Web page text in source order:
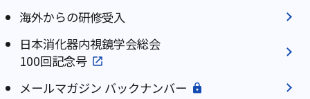
海外からの研修受入
日本消化器内視鏡学会総会
100回記念号
メールマガジン バックナンバー